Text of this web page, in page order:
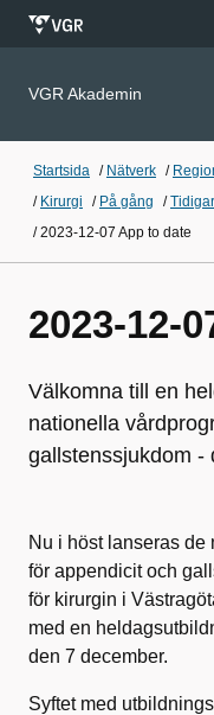
VGR Akademin
Startsida / Nätverk /
/ Kirurgi / På gång /
/2023-12-07 App to date
2023-12-
Välkomna till en
nationella
gallstenssjukdom -
Nu i höst lanseras de
för appendicit och
för kirurgin i
med en
den 7 december.
Syftet med